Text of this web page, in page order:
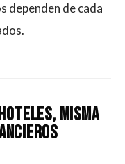
dependen de cada
Misma